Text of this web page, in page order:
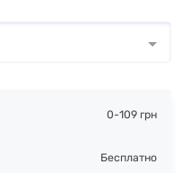
0-109 грн
Бесплатно